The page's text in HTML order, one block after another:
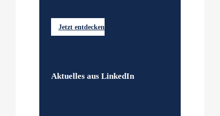
Jetzt entdecken
Aktuelles aus LinkedIn